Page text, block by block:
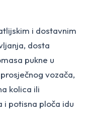
i dostavnim
dosta
pukne u
vozača,
kolica ili
i potisna ploča idu